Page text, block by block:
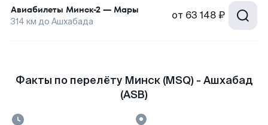
Авиабилеты Минск-2 — Мары
314 км до Ашхабада от 63 148 ₽
Факты по перелёту Минск (MSQ) - Ашхабад
(ASB)